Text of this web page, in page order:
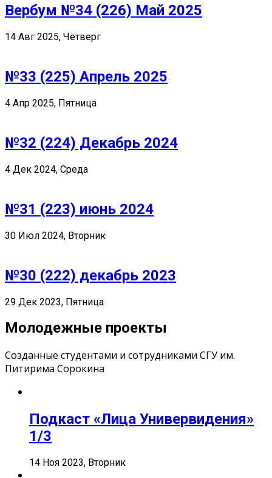
Вербум №34 (226) Май 2025
14 Авг 2025, Четверг
№33 (225) Апрель 2025
4 Апр 2025, Пятница
№32 (224) Декабрь 2024
4 Дек 2024, Среда
№31 (223) июнь 2024
30 Июл 2024, Вторник
№30 (222) декабрь 2023
29 Дек 2023, Пятница
Молодежные проекты
Созданные студентами и сотрудниками СГУ им.
Питирима Сорокина
Подкаст «Лица Универвидения»
1/3
14 Ноя 2023, Вторник